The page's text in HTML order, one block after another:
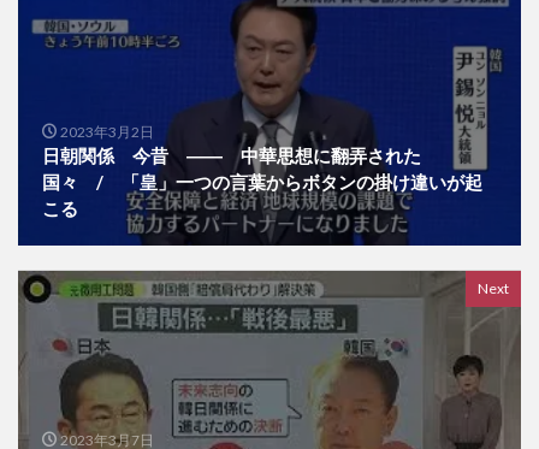
2023年3月2日
日朝関係 今昔 ―― 中華思想に翻弄された
国々 / 「皇」一つの言葉からボタンの掛け違いが起
こる
Next
2023年3月7日